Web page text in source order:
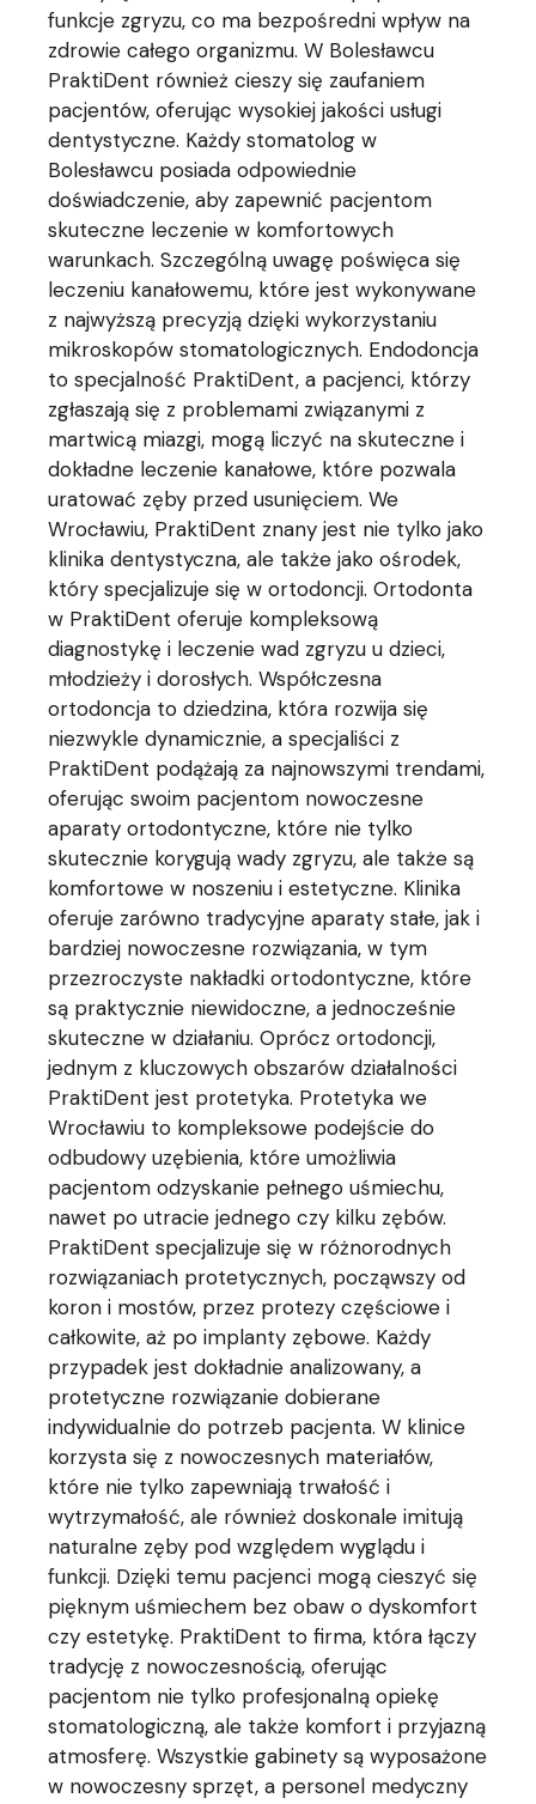
funkcje zgryzu, co ma bezpośredni wpływ na
zdrowie całego organizmu. W Bolesławcu
PraktiDent również cieszy się zaufaniem
pacjentów, oferując wysokiej jakości usługi
dentystyczne. Każdy stomatolog w
Bolesławcu posiada odpowiednie
doświadczenie, aby zapewnić pacjentom
skuteczne leczenie w komfortowych
warunkach. Szczególną uwagę poświęca się
leczeniu kanałowemu, które jest wykonywane
z najwyższą precyzją dzięki wykorzystaniu
mikroskopów stomatologicznych. Endodoncja
to specjalność PraktiDent, a pacjenci, którzy
zgłaszają się z problemami związanymi z
martwicą miazgi, mogą liczyć na skuteczne i
dokładne leczenie kanałowe, które pozwala
uratować zęby przed usunięciem. We
Wrocławiu, PraktiDent znany jest nie tylko jako
klinika dentystyczna, ale także jako ośrodek,
który specjalizuje się w ortodoncji. Ortodonta
w PraktiDent oferuje kompleksową
diagnostykę i leczenie wad zgryzu u dzieci,
młodzieży i dorosłych. Współczesna
ortodoncja to dziedzina, która rozwija się
niezwykle dynamicznie, a specjaliści z
PraktiDent podążają za najnowszymi trendami,
oferując swoim pacjentom nowoczesne
aparaty ortodontyczne, które nie tylko
skutecznie korygują wady zgryzu, ale także są
komfortowe w noszeniu i estetyczne. Klinika
oferuje zarówno tradycyjne aparaty stałe, jak i
bardziej nowoczesne rozwiązania, w tym
przezroczyste nakładki ortodontyczne, które
są praktycznie niewidoczne, a jednocześnie
skuteczne w działaniu. Oprócz ortodoncji,
jednym z kluczowych obszarów działalności
PraktiDent jest protetyka. Protetyka we
Wrocławiu to kompleksowe podejście do
odbudowy uzębienia, które umożliwia
pacjentom odzyskanie pełnego uśmiechu,
nawet po utracie jednego czy kilku zębów.
PraktiDent specjalizuje się w różnorodnych
rozwiązaniach protetycznych, począwszy od
koron i mostów, przez protezy częściowe i
całkowite, aż po implanty zębowe. Każdy
przypadek jest dokładnie analizowany, a
protetyczne rozwiązanie dobierane
indywidualnie do potrzeb pacjenta. W klinice
korzysta się z nowoczesnych materiałów,
które nie tylko zapewniają trwałość i
wytrzymałość, ale również doskonale imitują
naturalne zęby pod względem wyglądu i
funkcji. Dzięki temu pacjenci mogą cieszyć się
pięknym uśmiechem bez obaw o dyskomfort
czy estetykę. PraktiDent to firma, która łączy
tradycję z nowoczesnością, oferując
pacjentom nie tylko profesjonalną opiekę
stomatologiczną, ale także komfort i przyjazną
atmosferę. Wszystkie gabinety są wyposażone
w nowoczesny sprzęt, a personel medyczny